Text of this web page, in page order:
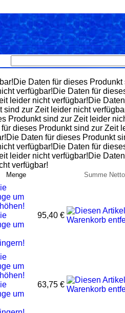
Daten für dieses
verfügbar!Die Daten für
leider nicht verfügbar!Die
zur Zeit leider nicht
Produnkt sind zur Zeit leider
dieses Produnkt sind zur Zeit
Daten für dieses Produnkt
verfügbar!Die Daten für
leider nicht verfügbar!Die
verfügbar!
Menge Summe Netto
95,40 €
63,75 €